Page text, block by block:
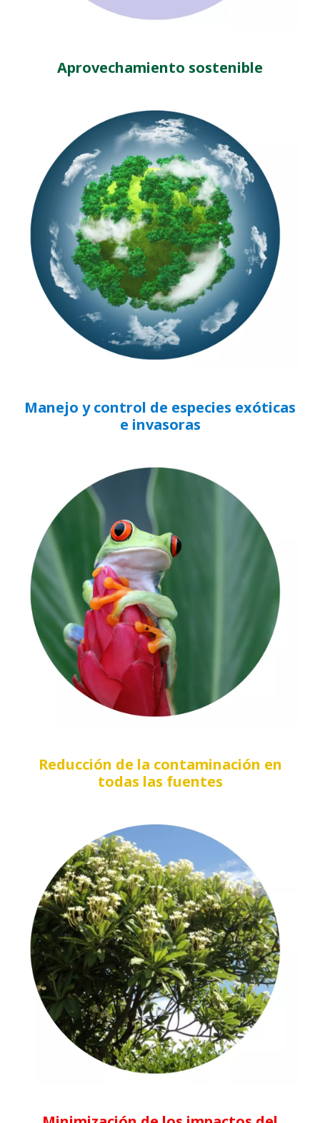
Aprovechamiento sostenible
Manejo y control de especies exóticas
e invasoras
Reducción de la contaminación en
todas las fuentes